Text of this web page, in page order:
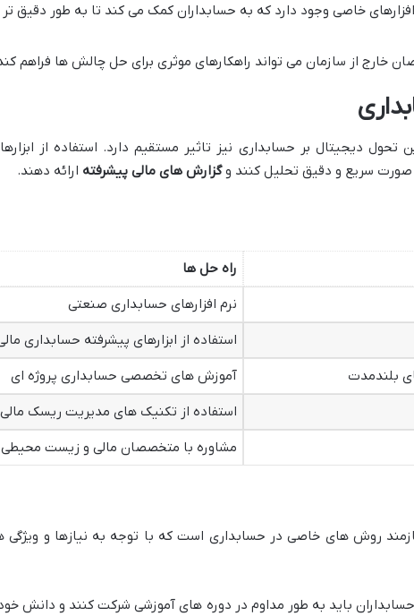
خاصی وجود دارد که به حسابداران کمک می کند تا به طور دقیق تر
خارج از سازمان می تواند راهکارهای موثری برای حل چالش ها فراهم
دیجیتال بر حسابداری نیز تاثیر مستقیم دارد. استفاده از
صورت سریع و دقیق تحلیل کنند وگزارش های مالی پیشرفته ارائه دهند.
راه حل ها
نرم افزارهای حسابداری صنعتی
استفاده از ابزارهای پیشرفته حسابداری
بلندمدت
آموزش های تخصصی حسابداری پروژه ای
استفاده از تکنیک های مدیریت ریسک مالی
مشاوره با متخصصان مالی و زیست محیطی
روش های خاصی در حسابداری است که با توجه به نیازها و
باید به طور مداوم در دوره های آموزشی شرکت کنند و دانش خود